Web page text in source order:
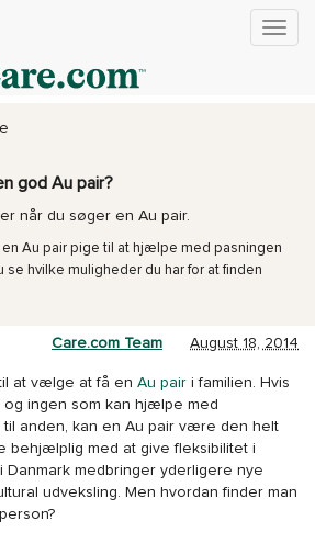
god Au pair?
når du søger en Au pair.
Au pair pige til at hjælpe med pasningen
se hvilke muligheder du har for at finden
Care.com Team August 18, 2014
at vælge at få en Au pair i familien. Hvis
ingen som kan hjælpe med
anden, kan en Au pair være den helt
behjælplig med at give fleksibilitet i
Danmark medbringer yderligere nye
udveksling. Men hvordan finder man